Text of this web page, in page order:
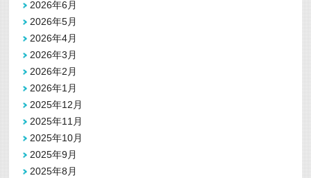
2026年6月
2026年5月
2026年4月
2026年3月
2026年2月
2026年1月
2025年12月
2025年11月
2025年10月
2025年9月
2025年8月